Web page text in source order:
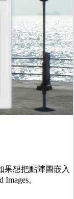
果想把點陣圖嵌入
。